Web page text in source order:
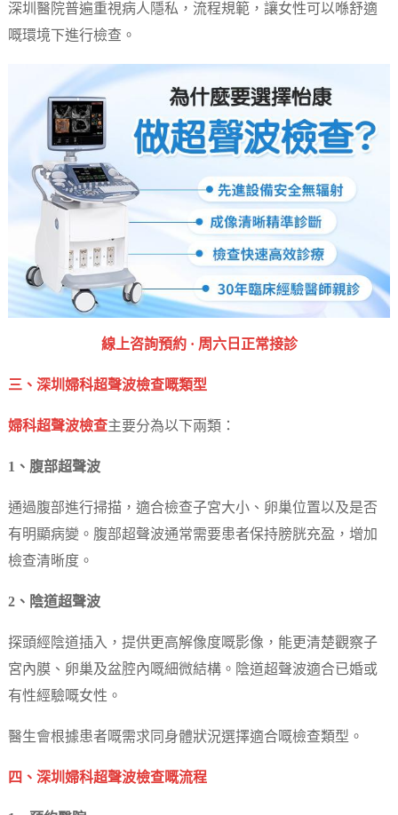
深圳醫院普遍重視病人隱私，流程規範，讓女性可以喺舒適
嘅環境下進行檢查。
‎線上咨詢預約 · ‎周六日正常接診
三、深圳婦科超聲波檢查嘅類型
婦科超聲波檢查主要分為以下兩類：
1、腹部超聲波
通過腹部進行掃描，適合檢查子宮大小、卵巢位置以及是否
有明顯病變。腹部超聲波通常需要患者保持膀胱充盈，增加
檢查清晰度。
2、陰道超聲波
探頭經陰道插入，提供更高解像度嘅影像，能更清楚觀察子
宮內膜、卵巢及盆腔內嘅細微結構。陰道超聲波適合已婚或
有性經驗嘅女性。
醫生會根據患者嘅需求同身體狀況選擇適合嘅檢查類型。
四、深圳婦科超聲波檢查嘅流程